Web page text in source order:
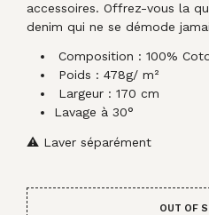
accessoires. Offrez-vous la
denim qui ne se démode
Composition : 100%
Poids : 478g/ m²
Largeur : 170 cm
Lavage à 30°
⚠ Laver séparément
OUT OF